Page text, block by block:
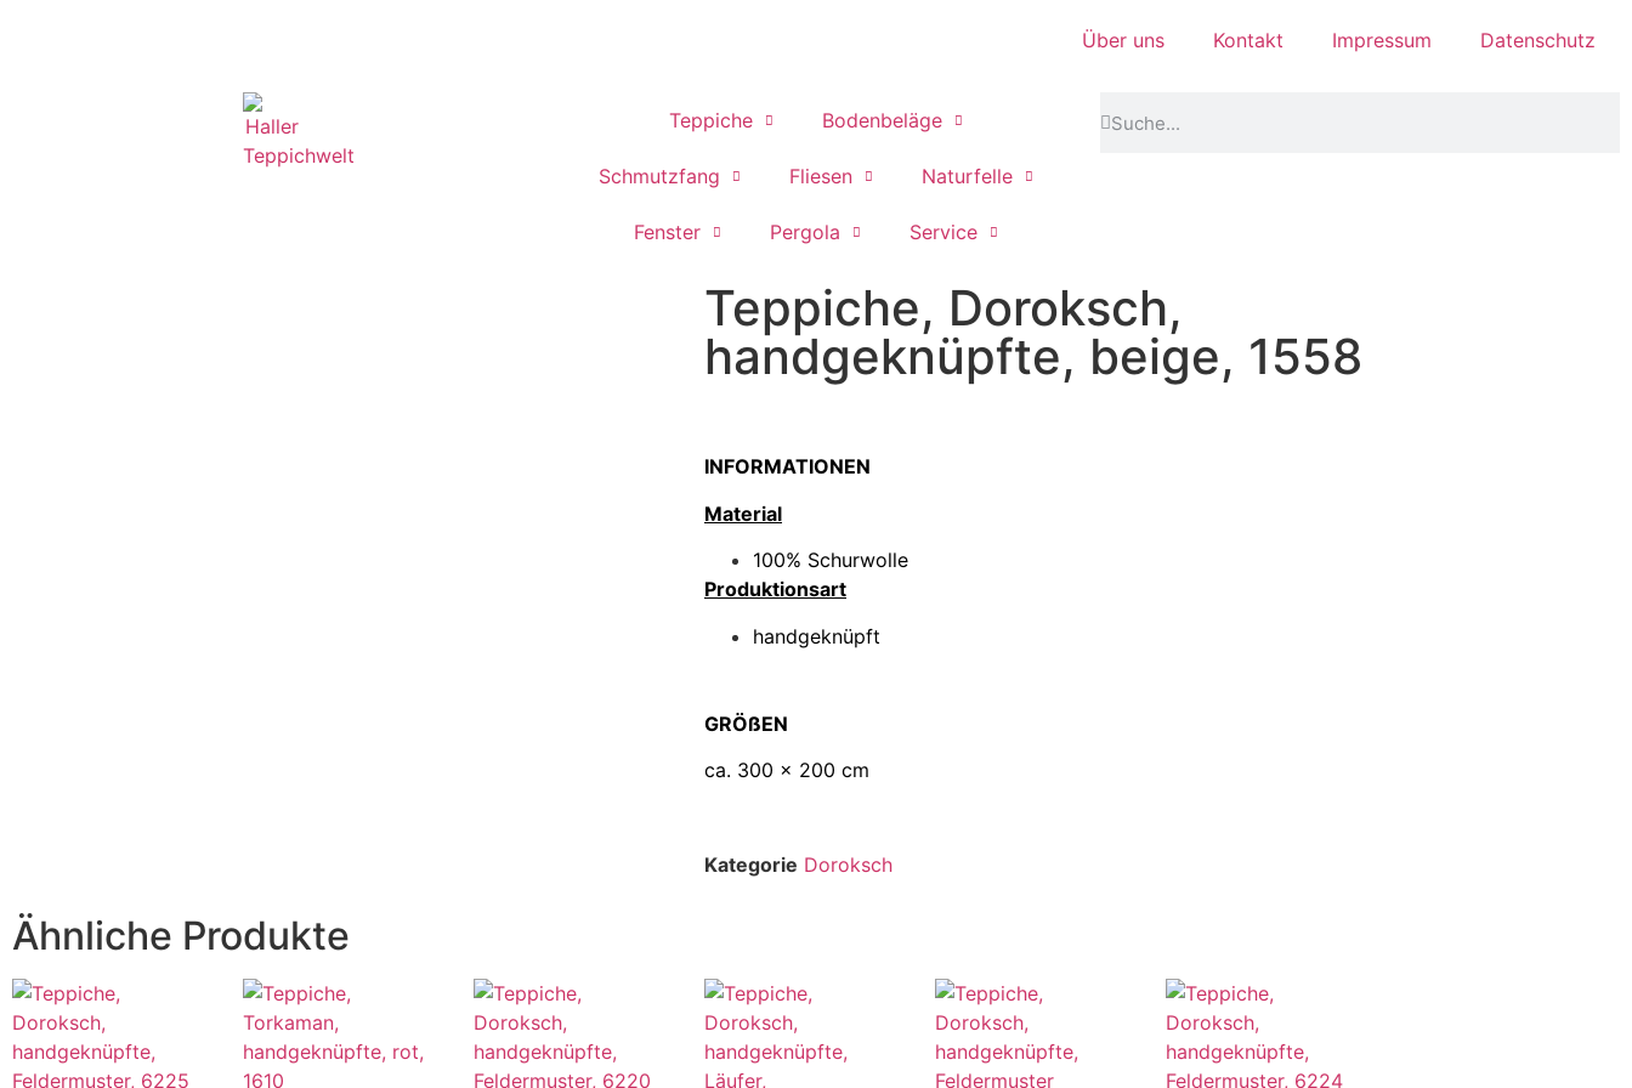
Über uns Kontakt Impressum Datenschutz
Teppiche Bodenbeläge
Schmutzfang Fliesen Naturfelle
Fenster Pergola Service
Teppiche, Doroksch,
handgeknüpfte, beige, 1558
INFORMATIONEN
Material
100% Schurwolle
Produktionsart
handgeknüpft
GRÖßEN
ca. 300 x 200 cm
Kategorie Doroksch
Ähnliche Produkte